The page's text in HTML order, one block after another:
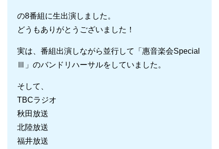
の8番組に生出演しました。
どうもありがとうございました！
実は、番組出演しながら並行して「惠音楽会Special
Ⅲ」のバンドリハーサルをしていました。
そして、
TBCラジオ
秋田放送
北陸放送
福井放送